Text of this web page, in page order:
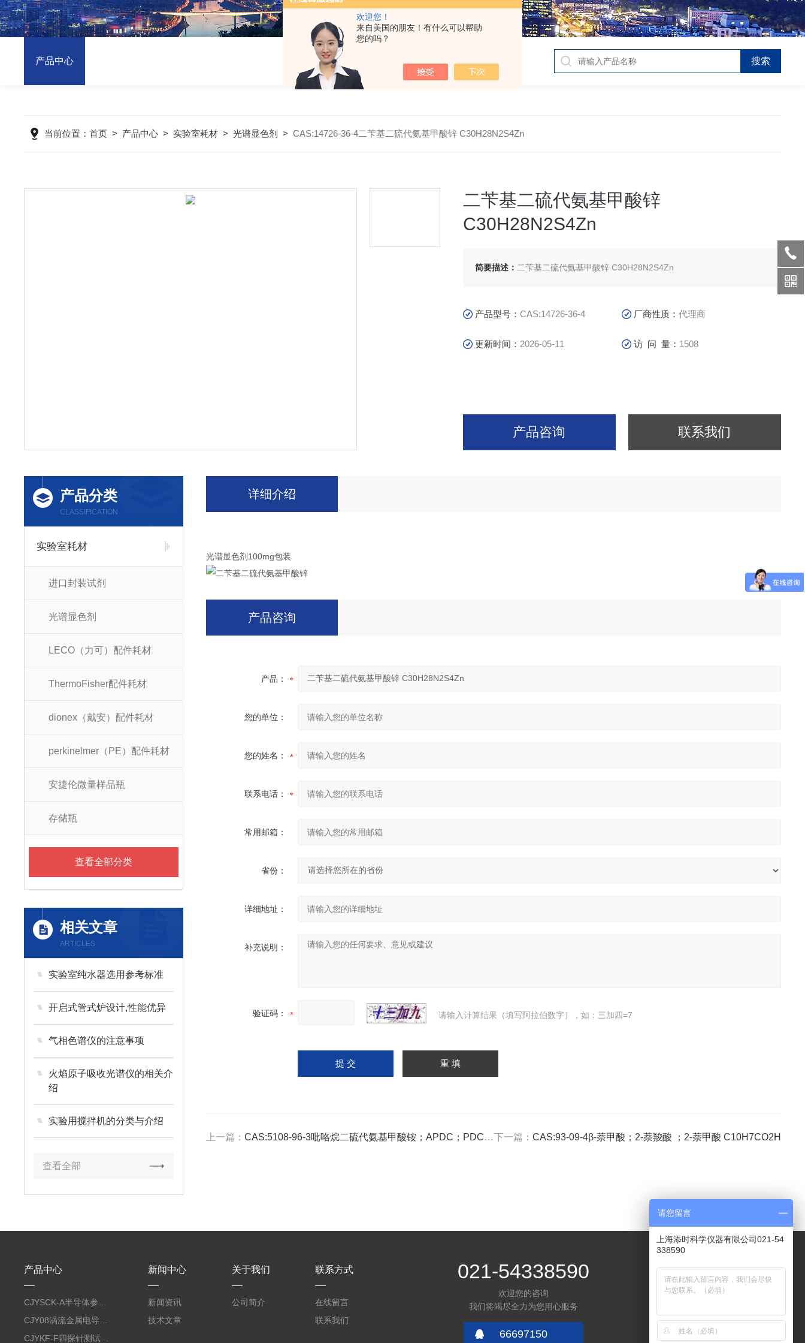
欢迎您！
来自美国的朋友！有什么可以帮助
您的吗？
产品中心
当前位置：首页 > 产品中心 > 实验室耗材 >光谱显色剂 >CAS:14726-36-4二苄基二硫代氨基甲酸锌 C30H28N2S4Zn
二苄基二硫代氨基甲酸锌
C30H28N2S4Zn
简要描述： 二苄基二硫代氨基甲酸锌 C30H28N2S4Zn
产品型号：CAS:14726-36-4 厂商性质：代理商
更新时间： 2026-05-11 访 问 量： 1508
产品咨询 联系我们
产品分类
CLASSIFICATION
实验室耗材
进口封装试剂
光谱显色剂
LECO（力可）配件耗材
ThermoFisher配件耗材
dionex（戴安）配件耗材
perkinelmer（PE）配件耗材
安捷伦微量样品瓶
存储瓶
查看全部分类
相关文章
ARTICLES
实验室纯水器选用参考标准
开启式管式炉设计,性能优异
气相色谱仪的注意事项
火焰原子吸收光谱仪的相关介
绍
实验用搅拌机的分类与介绍
查看全部
详细介绍
光谱显色剂100mg包装
产品咨询
产品：
您的单位：
您的姓名：
联系电话：
常用邮箱：
省份：
详细地址：
补充说明：
验证码： 请输入计算结果（填写阿拉伯数字），如：三加四=7
上一篇： CAS:5108-96-3吡咯烷二硫代氨基甲酸铵；APDC；PDC；PDTC C5H9NS2 · NH3 下一篇： CAS:93-09-4β-萘甲酸；2-萘羧酸 ；2-萘甲酸 C10H7CO2H
产品中心 新闻中心
新闻资讯
技术文章
关于我们
公司简介
联系方式
在线留言
联系我们
021-54338590
欢迎您的咨询
我们将竭尽全力为您用心服务
66697150
请您留言
上海添时科学仪器有限公司021-54
338590